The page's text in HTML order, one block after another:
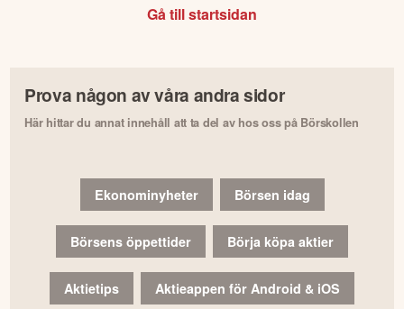
Gå till startsidan
Prova någon av våra andra sidor
Här hittar du annat innehåll att ta del av hos oss på Börskollen
Ekonominyheter Börsen idag
Börsens öppettider Börja köpa aktier
Aktietips Aktieappen för Android & iOS